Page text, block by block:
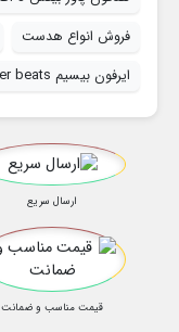
فروش انواع هدست
ایرفون بیسیم power beats
ارسال سریع
قیمت مناسب و ضمانت